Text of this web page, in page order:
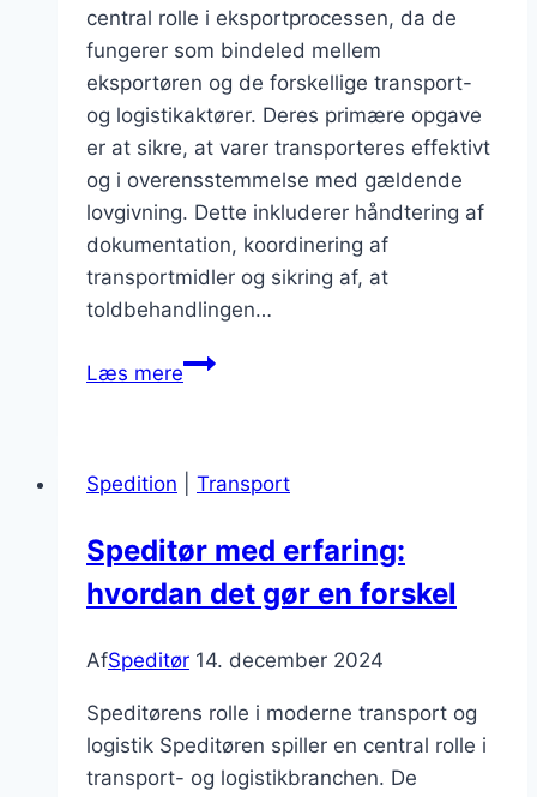
central rolle i eksportprocessen, da de
fungerer som bindeled mellem
eksportøren og de forskellige transport-
og logistikaktører. Deres primære opgave
er at sikre, at varer transporteres effektivt
og i overensstemmelse med gældende
lovgivning. Dette inkluderer håndtering af
dokumentation, koordinering af
transportmidler og sikring af, at
toldbehandlingen…
Læs mereSpeditør
eksportprocessen
Spedition Transport
Speditør med erfaring:
hvordan det gør en forskel
AfSpeditør 14. december 2024
Speditørens rolle i moderne transport og
logistik Speditøren spiller en central rolle i
transport- og logistikbranchen. De